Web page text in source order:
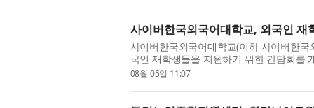
사이버한국외국어대학교, 외국인
사이버한국외국어대학교(이하 사이버한
국인 재학생들을 지원하기 위한 간담회를
달 25일(토) 대학 사이버관에서 외국인 재
08월 05일 11:07